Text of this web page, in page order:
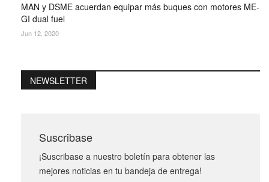
MAN y DSME acuerdan equipar más buques con motores ME-
GI dual fuel
Jun 12, 2020
NEWSLETTER
Suscribase
¡Suscribase a nuestro boletín para obtener las
mejores noticias en tu bandeja de entrega!